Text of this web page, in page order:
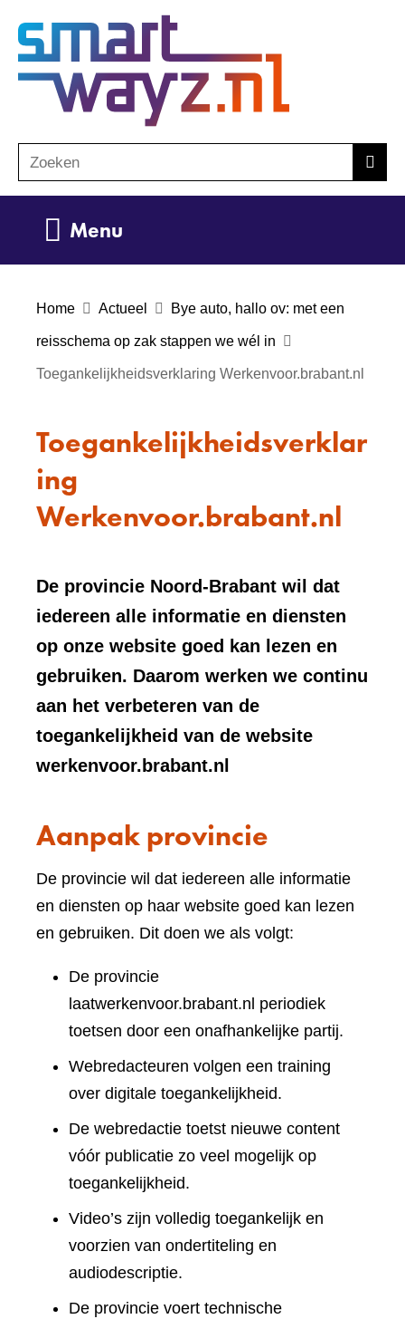
de
inhoud
o
e
Zoeken
Menu
Home Actueel Bye auto, hallo ov: met een
reisschema op zak stappen we wél in
Toegankelijkheidsverklaring Werkenvoor.brabant.nl
Toegankelijkheidsverklar
ing
Werkenvoor.brabant.nl
De provincie Noord-Brabant wil dat
iedereen alle informatie en diensten
op onze website goed kan lezen en
gebruiken. Daarom werken we continu
aan het verbeteren van de
toegankelijkheid van de website
werkenvoor.brabant.nl
Aanpak provincie
De provincie wil dat iedereen alle informatie
en diensten op haar website goed kan lezen
en gebruiken. Dit doen we als volgt:
De provincie
laatwerkenvoor.brabant.nl periodiek
toetsen door een onafhankelijke partij.
Webredacteuren volgen een training
over digitale toegankelijkheid.
De webredactie toetst nieuwe content
vóór publicatie zo veel mogelijk op
toegankelijkheid.
Video’s zijn volledig toegankelijk en
voorzien van ondertiteling en
audiodescriptie.
De provincie voert technische